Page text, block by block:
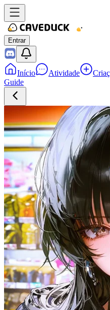
Entrar
Início Atividade
Guide